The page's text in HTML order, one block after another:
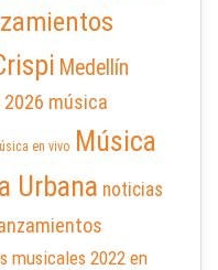
Medellín
música
en vivo Música
Urbana noticias
musicales 2022 en